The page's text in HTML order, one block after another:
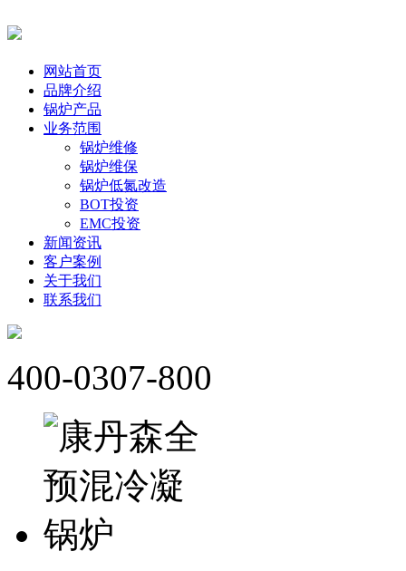
网站首页
品牌介绍
锅炉产品
业务范围
锅炉维修
锅炉维保
锅炉低氮改造
BOT投资
EMC投资
新闻资讯
客户案例
关于我们
联系我们
400-0307-800